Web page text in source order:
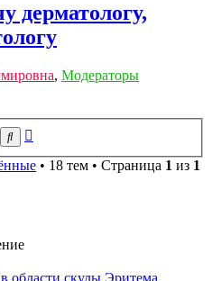
дерматологу,
, Модераторы
Поиск
• 18 тем • Страница 1 из 1
области скулы Эритема